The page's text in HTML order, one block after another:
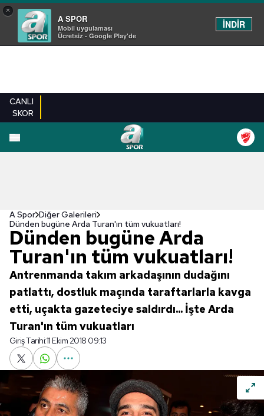
×
A SPOR
Mobil uygulaması
Ücretsiz - Google Play'de
İNDİR
CANLI
SKOR
EN YENILER
A Spor Diğer Galerileri
Dünden bugüne Arda Turan'ın tüm vukuatları!
Dünden bugüne Arda
Turan'ın tüm vukuatları!
Antrenmanda takım arkadaşının dudağını
patlattı, dostluk maçında taraftarlarla kavga
etti, uçakta gazeteciye saldırdı... İşte Arda
Turan'ın tüm vukuatları
Giriş Tarihi:11 Ekim 2018 09:13